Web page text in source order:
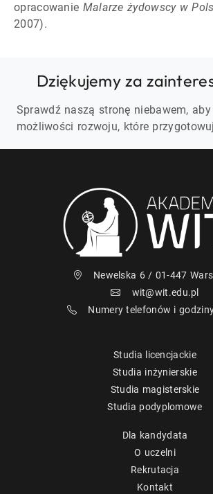
opracowanie Malarze żydowscy w
2007).
Dziękujemy za
Sprawdź naszą stronę niebawem,
możliwości rozwoju, które
Newelska 6 / 01-447
wit@wit.edu.pl
Numery telefonów i
Studia licencjackie
Studia inżynierskie
Studia magisterskie
Studia podyplomowe
Dla kandydata
O uczelni
Rekrutacja
Kontakt